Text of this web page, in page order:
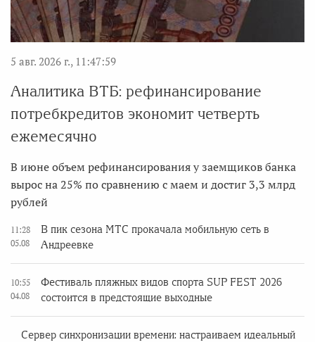
5 авг. 2026 г., 11:47:59
Аналитика ВТБ: рефинансирование
потребкредитов экономит четверть
ежемесячно
В июне объем рефинансирования у заемщиков банка
вырос на 25% по сравнению с маем и достиг 3,3 млрд
рублей
11:28
05.08
В пик сезона МТС прокачала мобильную сеть в
Андреевке
10:55
04.08
Фестиваль пляжных видов спорта SUP FEST 2026
состоится в предстоящие выходные
Сервер синхронизации времени: настраиваем идеальный